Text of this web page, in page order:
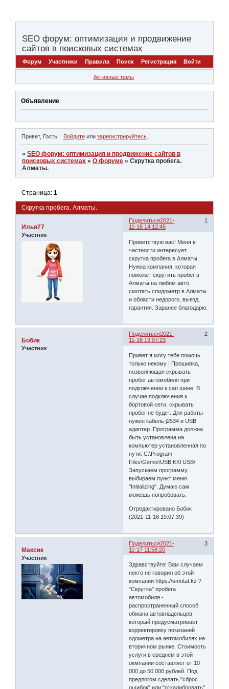
SEO форум: оптимизация и продвижение
сайтов в поисковых системах
Форум Участники Правила Поиск Регистрация Войти
Активные темы
Объявление
Привет, Гость! Войдитеили зарегистрируйтесь.
»SEO форум: оптимизация и продвижение сайтов в
поисковых системах »О форуме »Скрутка пробега.
Алматы.
Скрутка пробега. Алматы.
Страница:1
Поделиться 1
2021-
11-16 14:12:45
Илья77
Участник
Приветствую вас! Меня в
частности интересует
скрутка пробега в Алматы.
Нужна компания, которая
поможет скрутить пробег в
Алматы на любом авто,
смотать спидометр в Алматы
и области недорого, выезд,
гарантия. Заранее благодарю.
Поделиться 2
2021-
11-16 19:07:23
Бобик
Участник
Привет я могу тебе помочь
только некому ! Прошивка,
позволяющая скрывать
пробег автомобиля при
подключении к can шине. В
случае подключения к
бортовой сети, скрывать
пробег не будет. Для работы
нужен кабель j2534 и USB
адаптер. Программа должна
быть установлена на
компьютер установленная по
пути: C:\Program
Files\Gemix\USB KKl USB\
Запускаем программу,
выбираем пункт меню
"Initializing". Думаю сам
можешь попробовать.
Отредактировано Бобик
(2021-11-16 19:07:39)
Поделиться 3
2021-
11-17 11:58:20
Максик
Участник
Здравствуйте! Вам случаем
некто не говорил об этой
компании https://smotat.kz ?
"Скрутка" пробега
автомобиля -
распространенный способ
обмана автовладельцев,
который предусматривает
корректировку показаний
одометра на автомобилях на
вторичном рынке. Стоимость
услуги в среднем в этой
окмпании составляет от 10
000 до 50 000 рублей. Под
предлогом сделать "сброс
ошибок" или "откалибровать"